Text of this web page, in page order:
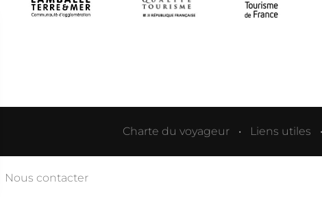
Charte du voyageur Liens utiles
Nous contacter